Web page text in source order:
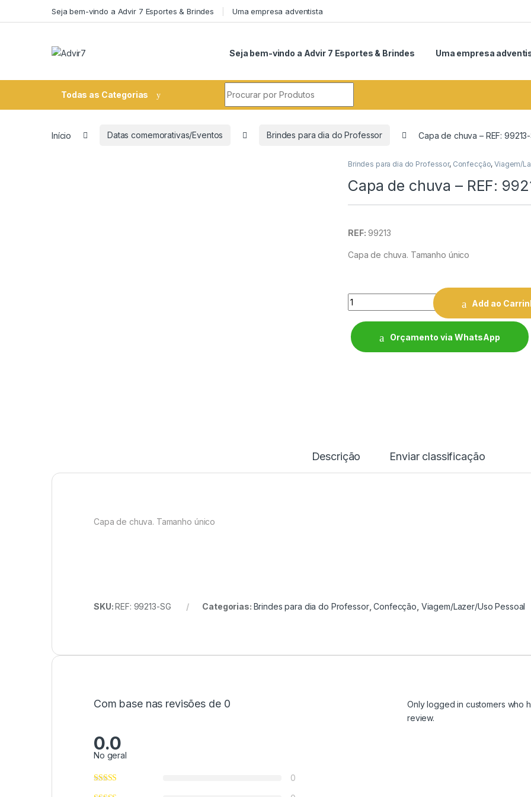
Seja bem-vindo a Advir 7 Esportes & Brindes Uma empresa adventista
Seja bem-vindo a Advir 7 Esportes & Brindes Uma empresa
Todas as Categorias
Início Datas comemorativas/Eventos Brindes para dia do Professor Capa de chuva – REF:
Brindes para dia do Professor, Confecção,Viagem/
Capa de chuva – REF:
REF: 99213
Capa de chuva. Tamanho único
Quantity
Add ao
Orçamento via WhatsApp
Descrição Enviar classificação
Capa de chuva. Tamanho único
SKU:REF: 99213-SG Categorias: Brindes para dia do Professor,Confecção Viagem/Lazer/Uso Pessoal
Com base nas revisões de 0
0.0
No geral
0
Only logged in customers who
review.